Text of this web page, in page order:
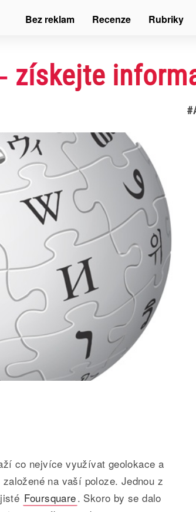
získejte
co nejvíce využívat geolokace a
na vaší poloze. Jednou z
Foursquare. Skoro by se dalo
Bez reklam Recenze Rubriky